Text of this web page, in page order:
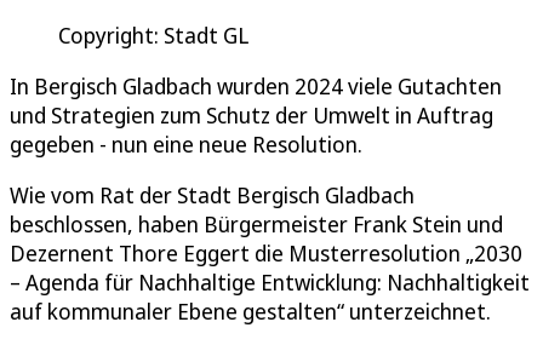
Copyright: Stadt GL
In Bergisch Gladbach wurden 2024 viele Gutachten
und Strategien zum Schutz der Umwelt in Auftrag
gegeben - nun eine neue Resolution.
Wie vom Rat der Stadt Bergisch Gladbach
beschlossen, haben Bürgermeister Frank Stein und
Dezernent Thore Eggert die Musterresolution „2030
– Agenda für Nachhaltige Entwicklung: Nachhaltigkeit
auf kommunaler Ebene gestalten“ unterzeichnet.